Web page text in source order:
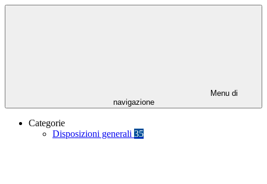
Menu di
navigazione
Categorie
Disposizioni generali 35